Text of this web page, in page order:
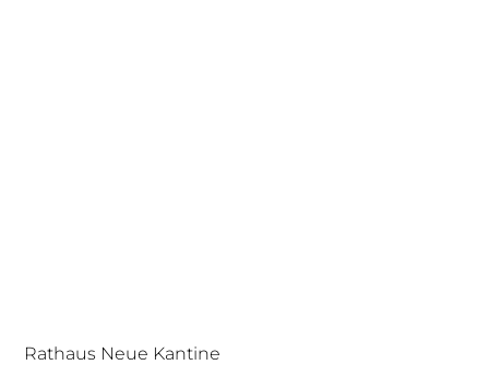
Rathaus Neue Kantine